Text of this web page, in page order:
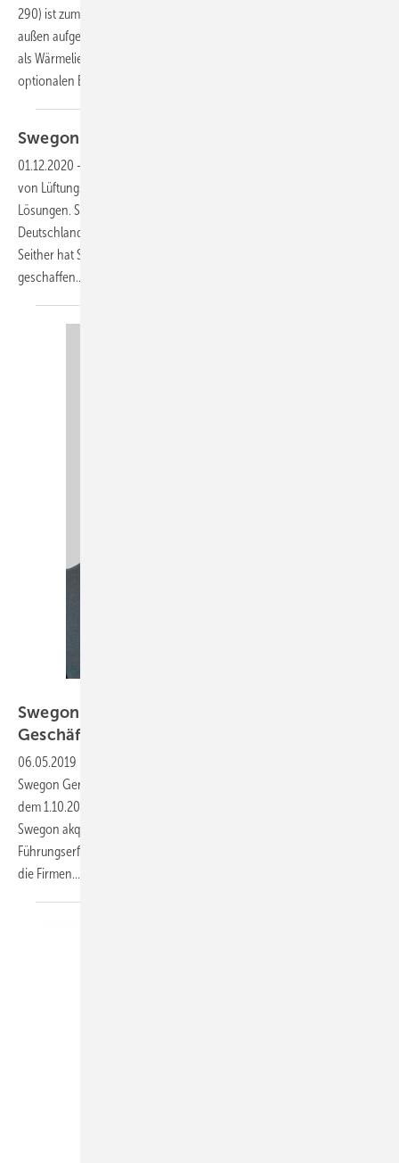
290) ist zum Heizen oder Kühlen von Wasser oder Sole konzipiert. Die
außen aufgestellte BlueBox Titan Sky leistet im Kühlbetrieb 30 - 195 kW,
als Wärmelieferant 30 - 175 kW. Ihr SCOP liegt bei bis zu 4,12 (mit
optionalen EC-Ventilatoren
Swegon: SLT-Schanze
01.12.2020 -
von Lüftungskomponenten für komplexe und maßgeschneiderte
Lösungen. SLT begann als Großhändler für Lüftungsgeräte in
Deutschland. Schon damals wurden Produkte von Swegon verkauft.
Seither hat SLT eine eigene Produktpalette und Fertigung
geschaffen...
Swegon ➔ Andreas Lingner neuer
Geschäftsführer
06.05.2019
Swegon Germany GmbH übernommen. Er ist daneben bereits seit
dem 1.10.2017 Geschäftsführer der Zent-Frenger GmbH, die 2018 von
Swegon akquiriert wurde. Lingner hat über 25 Jahre
Führungserfahrung in der HLK-Branche und war unter anderem für
die Firmen...